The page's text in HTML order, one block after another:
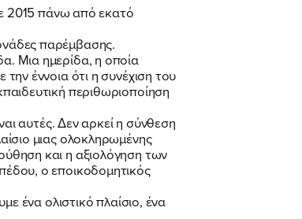
2015 πάνω από εκατό
παρέμβασης.
Μια ημερίδα, η οποία
έννοια ότι η συνέχιση του
περιθωριοποίηση
αυτές. Δεν αρκεί η σύνθεση
μιας ολοκληρωμένης
και η αξιολόγηση των
ο εποικοδομητικός
ένα ολιστικό πλαίσιο, ένα